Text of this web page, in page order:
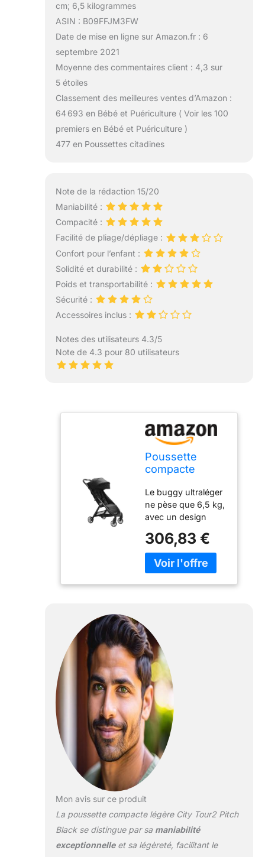
cm; 6,5 kilogrammes
ASIN : B09FFJM3FW
Date de mise en ligne sur Amazon.fr : 6
septembre 2021
Moyenne des commentaires client : 4,3 sur
5 étoiles
Classement des meilleures ventes d’Amazon :
64 693 en Bébé et Puériculture ( Voir les 100
premiers en Bébé et Puériculture )
477 en Poussettes citadines
Note de la rédaction 15/20
Maniabilité :
Compacité :
Facilité de pliage/dépliage :
Confort pour l’enfant :
Solidité et durabilité :
Poids et transportabilité :
Sécurité :
Accessoires inclus :
Notes des utilisateurs 4.3/5
Note de 4.3 pour 80 utilisateurs
Poussette
compacte
Tour2 Pitch
Black
Le buggy ultraléger
ne pèse que 6,5 kg,
avec un design
facile à manœuvrer
et un étui de
transport inclus
jusqu'à 22 kg,
utilisez simplement
le siège inclinable
presque plat ou
ajoutez une nacelle
pour garder votre
nouveau-né bien au
chaud (nacelle
vendue
séparément) Pliage
exclusif d'une seule
main avec
verrouillage
poussette se plie de
manière simple et
compacte pour
former un pli
debout, tandis que
306,83 €
Mon avis sur ce produit
La poussette compacte légère City Tour2 Pitch
Black se distingue par sa maniabilité
exceptionnelleet sa légèreté, facilitant le